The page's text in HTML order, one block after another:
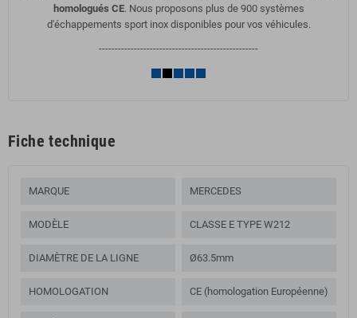
homologués CE. Nous proposons plus de 900 systèmes
d'échappements sport inox disponibles pour vos véhicules.
--------------------------------------------------
Fiche technique
MARQUE MERCEDES
MODÈLE CLASSE E TYPE W212
DIAMÈTRE DE LA LIGNE Ø63.5mm
HOMOLOGATION CE (homologation Européenne)